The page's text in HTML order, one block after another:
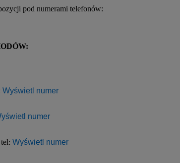
pod numerami telefonów:
Wyświetl numer
numer
Wyświetl numer